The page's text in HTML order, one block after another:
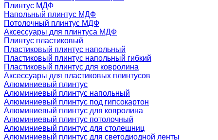
Плинтус МДФ
Напольный плинтус МДФ
Потолочный плинтус МДФ
Аксессуары для плинтуса МДФ
Плинтус пластиковый
Пластиковый плинтус напольный
Пластиковый плинтус напольный гибкий
Пластиковый плинтус для ковролина
Аксессуары для пластиковых плинтусов
Алюминиевый плинтус
Алюминиевый плинтус напольный
Алюминиевый плинтус под гипсокартон
Алюминиевый плинтус для ковролина
Алюминиевый плинтус потолочный
Алюминиевый плинтус для столешниц
Алюминиевый плинтус для светодиодной ленты